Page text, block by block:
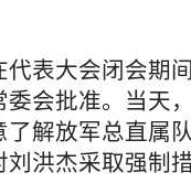
表大会闭会期
会批准。当天
解放军总直属
洪杰采取强制